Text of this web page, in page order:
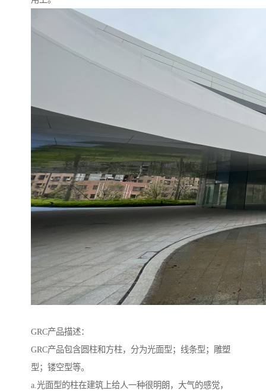
GRC产品描述：
GRC产品包含圆柱和方柱，分为光面型；线条型；雕塑
型；镂空型等。
a.光面型的柱在建筑上给人一种很明朗，大气的感觉，